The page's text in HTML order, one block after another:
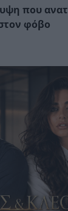
που
φόβο